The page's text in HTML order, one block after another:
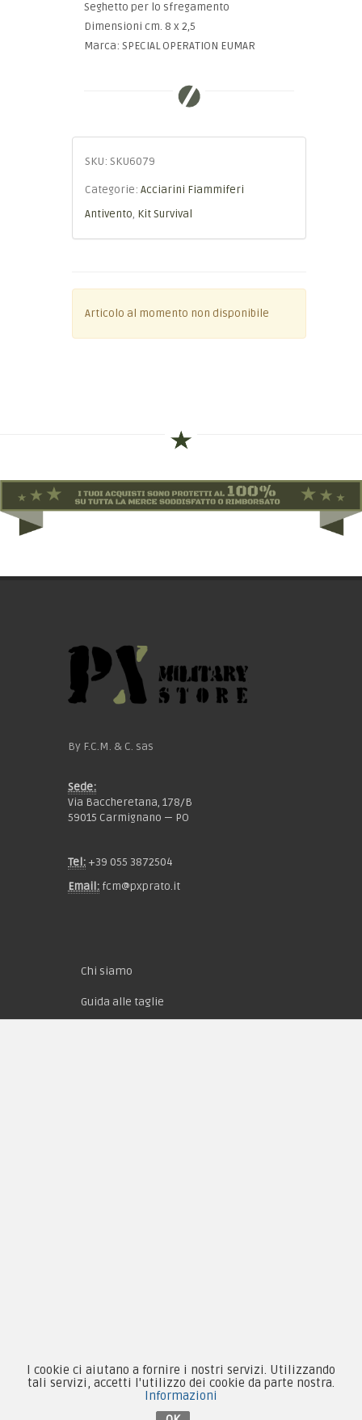
Seghetto per lo sfregamento
Dimensioni cm. 8 x 2,5
Marca: SPECIAL OPERATION EUMAR
SKU: SKU6079
Categorie: Acciarini Fiammiferi
Antivento, Kit Survival
Articolo al momento non disponibile
By F.C.M. & C. sas
Sede:
Via Baccheretana, 178/B
59015 Carmignano — PO
Tel: +39 055 3872504
Email: fcm@pxprato.it
Chi siamo
Guida alle taglie
Contattaci su Facebook
I cookie ci aiutano a fornire i nostri servizi. Utilizzando
tali servizi, accetti l'utilizzo dei cookie da parte nostra.
Informazioni